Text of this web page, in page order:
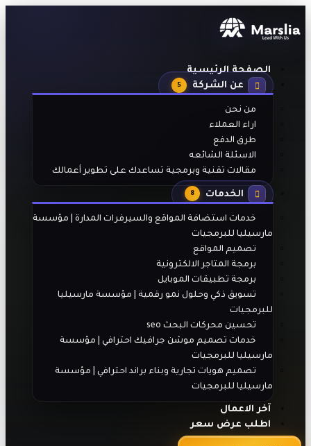
الصفحة الرئيسية
عن الشركة
5
من نحن
اراء العملاء
طرق الدفع
الاسئلة الشائعه
مقالات تقنية وبرمجية تساعدك على تطوير أعمالك
الخدمات 8
خدمات استضافة المواقع والسيرفرات المدارة | مؤسسة
مارسيليا للبرمجيات
تصميم المواقع
برمجة المتاجر الالكترونية
برمجة تطبيقات الموبايل
تسويق ذكي وحلول نمو رقمية | مؤسسة مارسيليا
للبرمجيات
تحسين محركات البحث seo
خدمات تصميم موشن جرافيك احترافي | مؤسسة
مارسيليا للبرمجيات
تصميم هويات تجارية وبناء براند احترافي | مؤسسة
مارسيليا للبرمجيات
آخر الاعمال
اطلب عرض سعر